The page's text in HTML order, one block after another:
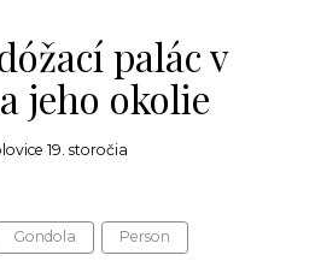
palác v
jeho okolie
19. storočia
Gondola Person